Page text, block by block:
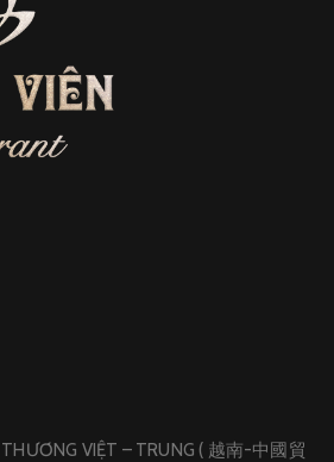
THƯƠNG VIỆT – TRUNG ( 越南-中國貿